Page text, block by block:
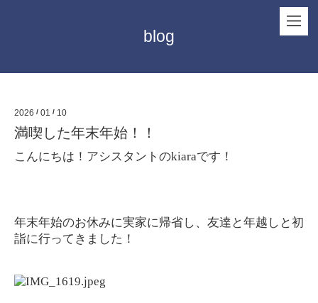
blog
2026 / 01 / 10
満喫した年末年始！！
こんにちは！アシスタントのkiaraです！
年末年始のお休みに実家に帰省し、友達と年越しと初
詣に行ってきました！